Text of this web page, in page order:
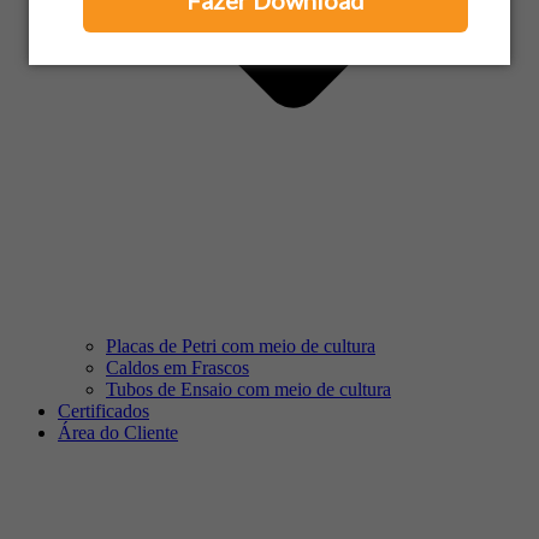
Placas de Petri com meio de cultura
Caldos em Frascos
Tubos de Ensaio com meio de cultura
Certificados
Área do Cliente